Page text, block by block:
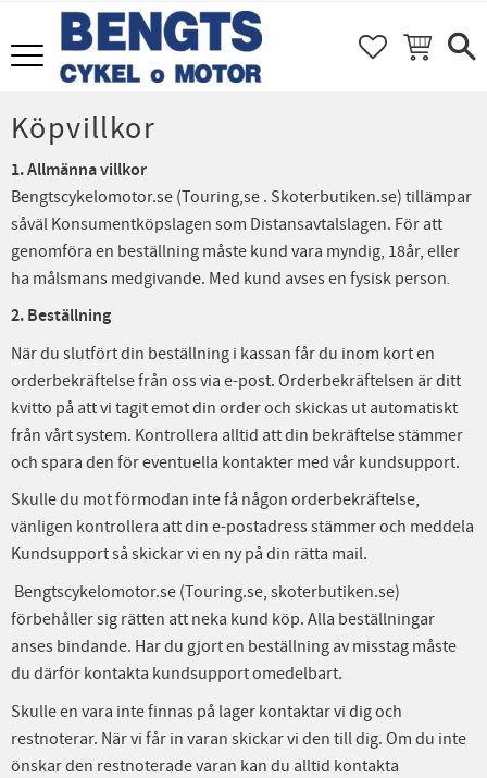
Meny FAVORITER
KUNDVAGN
Köpvillkor
1. Allmänna villkor
Bengtscykelomotor.se (Touring,se . Skoterbutiken.se) tillämpar
såväl Konsumentköpslagen som Distansavtalslagen. För att
genomföra en beställning måste kund vara myndig, 18år, eller
ha målsmans medgivande. Med kund avses en fysisk person.
2. Beställning
När du slutfört din beställning i kassan får du inom kort en
orderbekräftelse från oss via e-post. Orderbekräftelsen är ditt
kvitto på att vi tagit emot din order och skickas ut automatiskt
från vårt system. Kontrollera alltid att din bekräftelse stämmer
och spara den för eventuella kontakter med vår kundsupport.
Skulle du mot förmodan inte få någon orderbekräftelse,
vänligen kontrollera att din e-postadress stämmer och meddela
Kundsupport så skickar vi en ny på din rätta mail.
Bengtscykelomotor.se (Touring.se, skoterbutiken.se)
förbehåller sig rätten att neka kund köp. Alla beställningar
anses bindande. Har du gjort en beställning av misstag måste
du därför kontakta kundsupport omedelbart.
Skulle en vara inte finnas på lager kontaktar vi dig och
restnoterar. När vi får in varan skickar vi den till dig. Om du inte
önskar den restnoterade varan kan du alltid kontakta